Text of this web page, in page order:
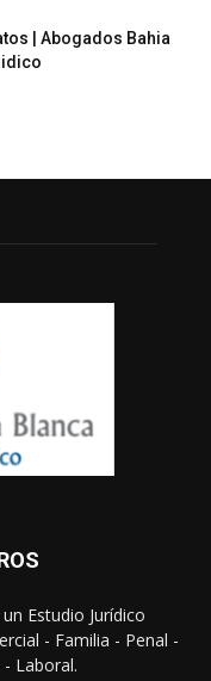
| Abogados Bahia
Estudio Jurídico
- Familia - Penal -
- Laboral.